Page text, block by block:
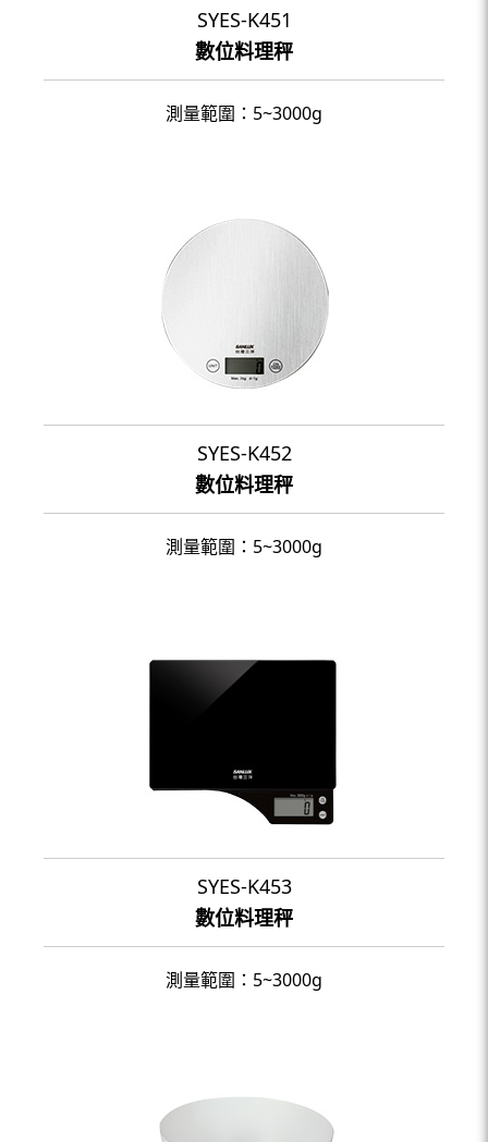
SYES-K451
數位料理秤
測量範圍：5~3000g
SYES-K452
數位料理秤
測量範圍：5~3000g
SYES-K453
數位料理秤
測量範圍：5~3000g